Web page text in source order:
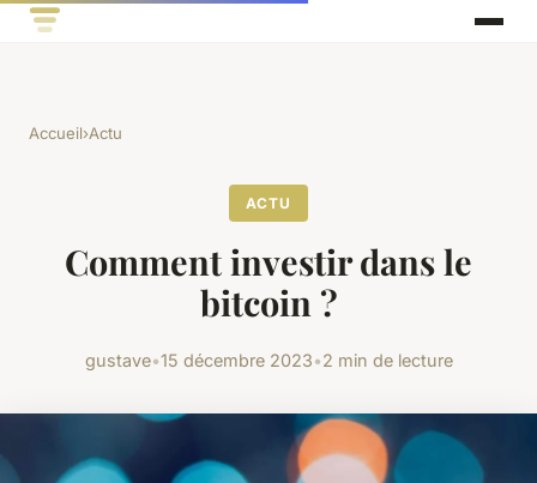
Accueil›Actu
ACTU
Comment investir dans le
bitcoin ?
gustave•15 décembre 2023•2 min de lecture